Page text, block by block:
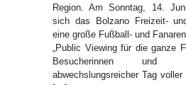
Region. Am Sonntag, 14.
sich das Bolzano Freizeit-
eine große Fußball- und
„Public Viewing für die ganze
Besucherinnen und
abwechslungsreicher Tag